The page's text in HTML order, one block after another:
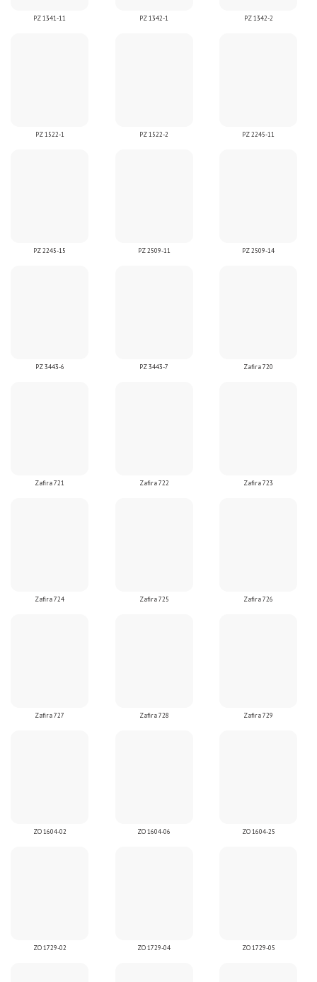
PZ 1341-11 PZ 1342-1 PZ 1342-2
PZ 1522-1 PZ 1522-2 PZ 2245-11
PZ 2245-15 PZ 2509-11 PZ 2509-14
PZ 3443-6 PZ 3443-7 Zafira 720
Zafira 721 Zafira 722 Zafira 723
Zafira 724 Zafira 725 Zafira 726
Zafira 727 Zafira 728 Zafira 729
ZO 1604-02 ZO 1604-06 ZO 1604-25
ZO 1729-02 ZO 1729-04 ZO 1729-05